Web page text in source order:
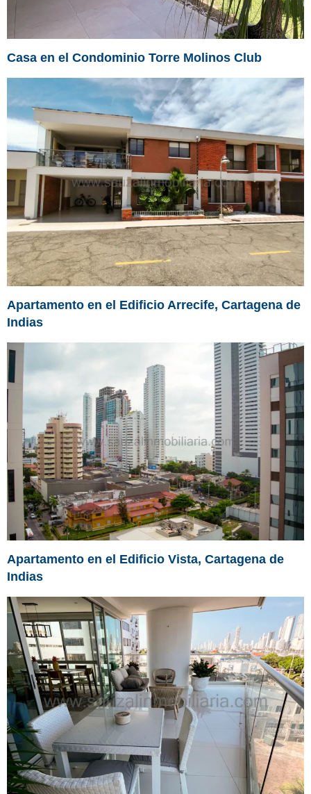
Casa en el Condominio Torre Molinos Club
Apartamento en el Edificio Arrecife, Cartagena de
Indias
Apartamento en el Edificio Vista, Cartagena de
Indias